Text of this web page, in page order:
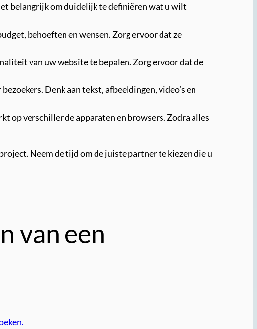
belangrijk om duidelijk te definiëren wat u wilt
behoeften en wensen. Zorg ervoor dat ze
van uw website te bepalen. Zorg ervoor dat de
Denk aan tekst, afbeeldingen, video’s en
op verschillende apparaten en browsers. Zodra alles
Neem de tijd om de juiste partner te kiezen die u
van een